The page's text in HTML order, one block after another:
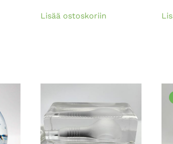
Lisää ostoskoriin